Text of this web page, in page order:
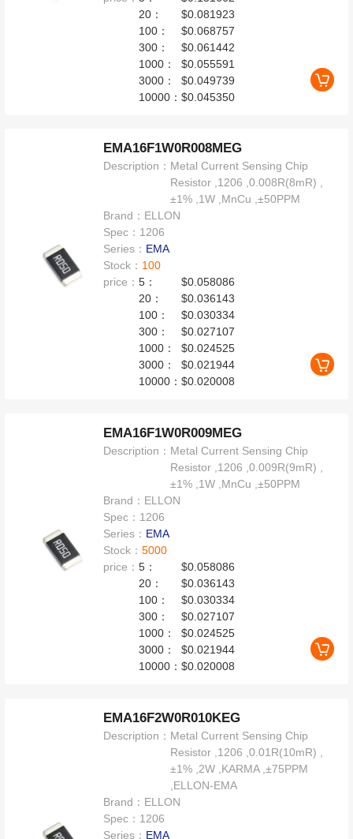
20：
$0.081923
100：
$0.068757
300：
$0.061442
1000：
$0.055591
3000：
$0.049739
10000：$0.045350
EMA16F1W0R008MEG
Description： Metal Current Sensing Chip
Resistor ,1206 ,0.008R(8mR) ,
±1% ,1W ,MnCu ,±50PPM
Brand： ELLON
Spec： 1206
Series： EMA
Stock： 100
price：5：
$0.058086
20：
$0.036143
100：
$0.030334
300：
$0.027107
1000：
$0.024525
3000：
$0.021944
10000：$0.020008
EMA16F1W0R009MEG
Description： Metal Current Sensing Chip
Resistor ,1206 ,0.009R(9mR) ,
±1% ,1W ,MnCu ,±50PPM
Brand： ELLON
Spec： 1206
Series： EMA
Stock：5000
price：5：
$0.058086
20：
$0.036143
100：
$0.030334
300：
$0.027107
1000：
$0.024525
3000：
$0.021944
10000：$0.020008
EMA16F2W0R010KEG
Description： Metal Current Sensing Chip
Resistor ,1206 ,0.01R(10mR) ,
±1% ,2W ,KARMA ,±75PPM
,ELLON-EMA
Brand： ELLON
Spec： 1206
Series： EMA